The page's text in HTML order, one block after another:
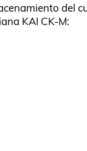
del
KAI CK-M: